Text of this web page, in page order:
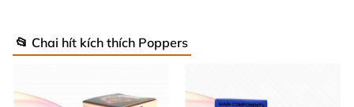
📂 Chai hít kích thích Poppers